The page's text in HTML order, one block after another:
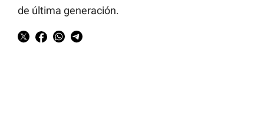
de última generación.